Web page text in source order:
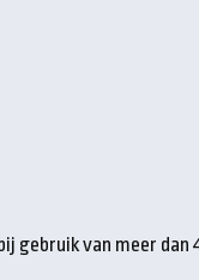
van meer